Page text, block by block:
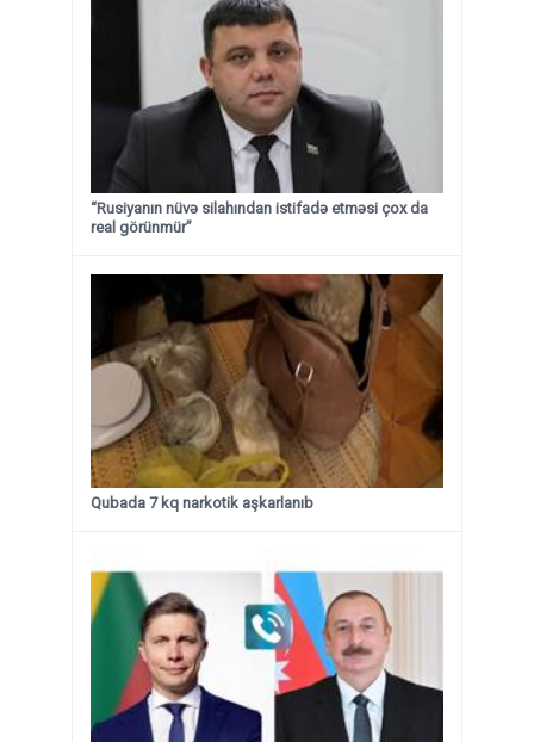
“Rusiyanın nüvə silahından istifadə etməsi çox da
real görünmür”
Qubada 7 kq narkotik aşkarlanıb